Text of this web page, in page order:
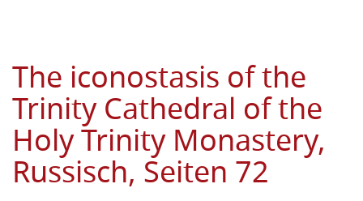
The iconostasis of the
Trinity Cathedral of the
Holy Trinity Monastery,
Russisch, Seiten 72